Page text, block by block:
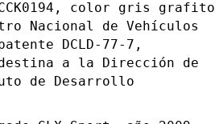
color gris grafito
Nacional de Vehículos
DCLD-77-7,
a la Dirección de
de Desarrollo